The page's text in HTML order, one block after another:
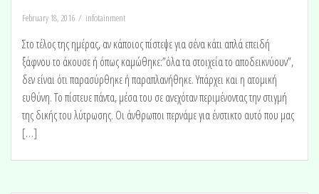
February 18, 2016 infotainment
Στο τέλος της ημέρας, αν κάποιος πίστεψε για σένα κάτι απλά επειδή
ξάφνου το άκουσε ή όπως καμώθηκε:”όλα τα στοιχεία το αποδεικνύουν”,
δεν είναι ότι παρασύρθηκε ή παραπλανήθηκε. Υπάρχει και η ατομική
ευθύνη. Το πίστευε πάντα, μέσα του σε ανεχόταν περιμένοντας την στιγμή
της δικής του λύτρωσης. Οι άνθρωποι περνάμε για ένστικτο αυτό που μας
[…]